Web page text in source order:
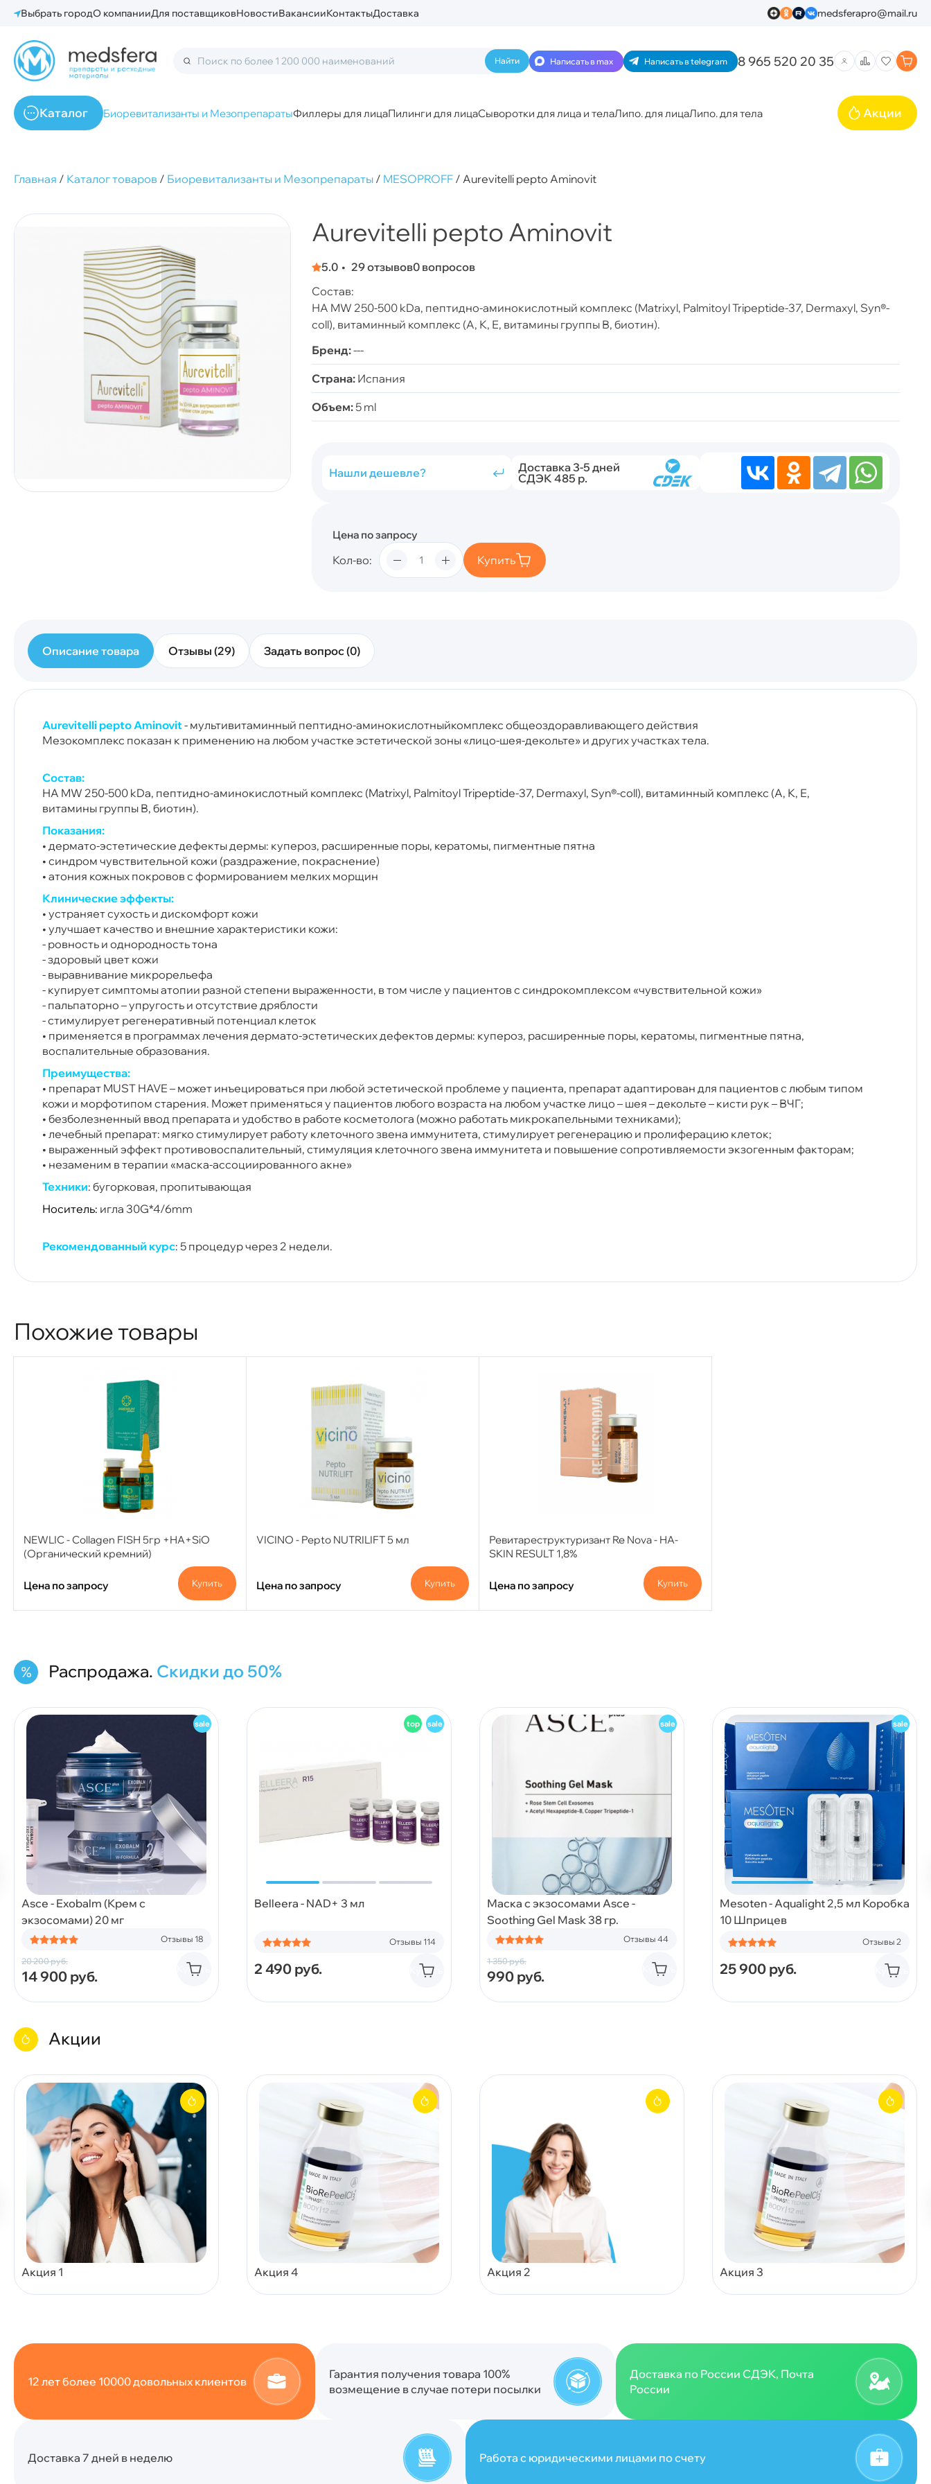
Выбрать городО компанииДля поставщиковНовостиВакансииКонтактыДоставка medsferapro@mail.ru
Написать в max Написать в telegram 8 965 520 20 35
Каталог Биоревитализанты и МезопрепаратыФиллеры для лицаПилинги для лицаСыворотки для лица и телаЛипо. для лицаЛипо. для тела Акции
Главная / Каталог товаров / Биоревитализанты и Мезопрепараты / MESOPROFF / Aurevitelli pepto Aminovit
Aurevitelli pepto Aminovit
5.0 29 отзывов0 вопросов
Состав:
НA MW 250-500 kDa, пептидно-аминокислотный комплекс (Matrixyl, Palmitoyl Tripeptide-37, Dermaxyl, Syn®-
coll), витаминный комплекс (А, К, Е, витамины группы В, биотин).
Бренд:---
Страна: Испания
Объем: 5 ml
Нашли дешевле?
Доставка 3-5 дней
СДЭК 485 р.
Цена по запросу
Кол-во Купить
Описание товара Отзывы (29) Задать вопрос (0)
Aurevitelli pepto Aminovit- мультивитаминный пептидно-аминокислотныйкомплекс общеоздоравливающего действия
Мезокомплекс показан к применению на любом участке эстетической зоны «лицо-шея-декольте» и других участках тела.
Состав:
НA MW 250-500 kDa, пептидно-аминокислотный комплекс (Matrixyl, Palmitoyl Tripeptide-37, Dermaxyl, Syn®-coll), витаминный комплекс (А, К, Е,
витамины группы В, биотин).
Показания:
• дермато-эстетические дефекты дермы: купероз, расширенные поры, кератомы, пигментные пятна
• синдром чувствительной кожи (раздражение, покраснение)
• атония кожных покровов с формированием мелких морщин
Клинические эффекты:
• устраняет сухость и дискомфорт кожи
• улучшает качество и внешние характеристики кожи:
- ровность и однородность тона
- здоровый цвет кожи
- выравнивание микрорельефа
- купирует симптомы атопии разной степени выраженности, в том числе у пациентов с синдрокомплексом «чувствительной кожи»
- пальпаторно – упругость и отсутствие дряблости
- стимулирует регенеративный потенциал клеток
• применяется в программах лечения дермато-эстетических дефектов дермы: купероз, расширенные поры, кератомы, пигментные пятна,
воспалительные образования.
Преимущества:
• препарат MUST HAVE – может инъецироваться при любой эстетической проблеме у пациента, препарат адаптирован для пациентов с любым типом
кожи и морфотипом старения. Может применяться у пациентов любого возраста на любом участке лицо – шея – декольте – кисти рук – ВЧГ;
• безболезненный ввод препарата и удобство в работе косметолога (можно работать микрокапельными техниками);
• лечебный препарат: мягко стимулирует работу клеточного звена иммунитета, стимулирует регенерацию и пролиферацию клеток;
• выраженный эффект противовоспалительный, стимуляция клеточного звена иммунитета и повышение сопротивляемости экзогенным факторам;
• незаменим в терапии «маска-ассоциированного акне»
Техники: бугорковая, пропитывающая
Носитель: игла 30G*4/6mm
Рекомендованный курс: 5 процедур через 2 недели.
Похожие товары
NEWLIC - Collagen FISH 5гр +HA+SiO
(Органический кремний)
Цена по запросу Купить
VICINO - Pepto NUTRILIFT 5 мл
Цена по запросу Купить
Ревитареструктуризант Re Nova - HA-
SKIN RESULT 1,8%
Цена по запросу Купить
Распродажа. Скидки до 50%
Asce - Exobalm (Крем с
экзосомами) 20 мг
Отзывы 18
20 200руб.
14 900 руб. Купить
Belleera - NAD+ 3 мл
Отзывы 114
2 490 руб. Купить
Маска с экзосомами Asce -
Soothing Gel Mask 38 гр.
Отзывы 44
1 350руб.
990 руб. Купить
Mesoten - Aqualight 2,5 мл Коробка
10 Шприцев
Отзывы 2
25 900 руб. Купить
Акции
Акция 1 Акция 4 Акция 2 Акция 3
12 лет более 10000 довольных клиентов
Гарантия получения товара 100%
возмещение в случае потери посылки
Доставка по России СДЭК, Почта
России
Доставка 7 дней в неделю Работа с юридическими лицами по счету